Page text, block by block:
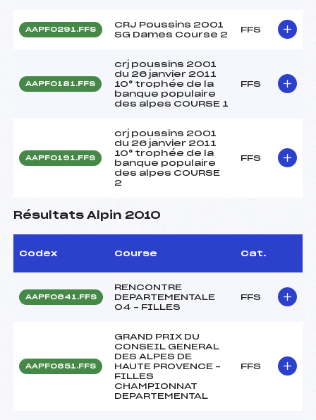
AAPF0291.FFS
CRJ Poussins 2001
SG Dames Course 2
FFS
AAPF0181.FFS
crj poussins 2001
du 26 janvier 2011
10° trophée de la
banque populaire
des alpes COURSE 1
FFS
AAPF0191.FFS
crj poussins 2001
du 26 janvier 2011
10° trophée de la
banque populaire
des alpes COURSE
2
FFS
Résultats Alpin 2010
Codex Course Cat.
AAPF0641.FFS
RENCONTRE
DEPARTEMENTALE
04 – FILLES
FFS
AAPF0651.FFS
GRAND PRIX DU
CONSEIL GENERAL
DES ALPES DE
HAUTE PROVENCE –
FILLES
CHAMPIONNAT
DEPARTEMENTAL
FFS